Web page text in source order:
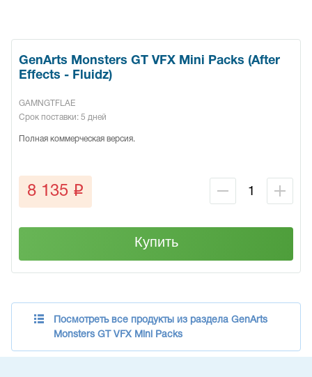
GenArts Monsters GT VFX Mini Packs (After
Effects - Fluidz)
GAMNGTFLAE
Срок поставки: 5 дней
Полная коммерческая версия.
8 135 q
Купить
Посмотреть все продукты из раздела GenArts
Monsters GT VFX Mini Packs